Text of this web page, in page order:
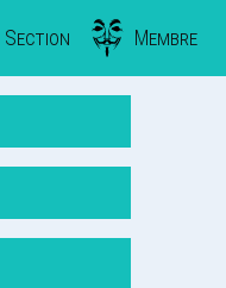
Section Membre